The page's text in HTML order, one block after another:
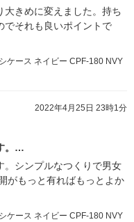
大きめに変えました。持ち
でそれも良いポイントで
ケース ネイビー CPF-180 NVY
2022年4月25日 23時1分
。…
。シンプルなつくりで男女
がもっと有ればもっとよか
ケース ネイビー CPF-180 NVY